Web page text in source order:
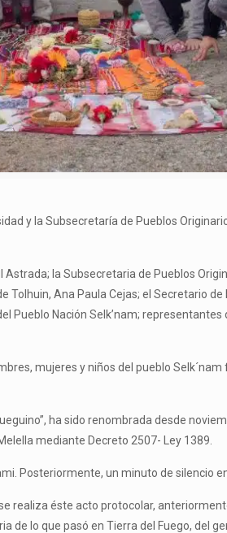
y la Subsecretaría de Pueblos
la Subsecretaria de Pueblos
Ana Paula Cejas; el Secretario
Nación Selk’nam;
mujeres y niños del pueblo
ha sido renombrada desde
mediante Decreto 2507- Ley 1389.
Posteriormente, un minuto de silencio
realiza éste acto protocolar,
lo que pasó en Tierra del Fuego, del